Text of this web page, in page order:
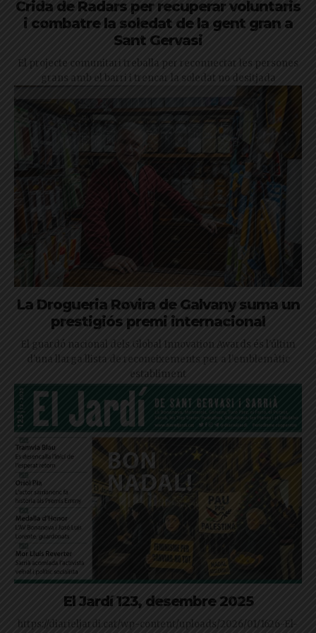
Crida de Radars per recuperar voluntaris
i combatre la soledat de la gent gran a
Sant Gervasi
El projecte comunitari treballa per reconnectar les persones
grans amb el barri i trencar la soledat no desitjada
La Drogueria Rovira de Galvany suma un
prestigiós premi internacional
El guardó nacional dels Global Innovation Awards és l'últim
d'una llarga llista de reconeixements per a l'emblemàtic
establiment
El Jardí 123, desembre 2025
https://diarieljardi.cat/wp-content/uploads/2026/01/1626-El-